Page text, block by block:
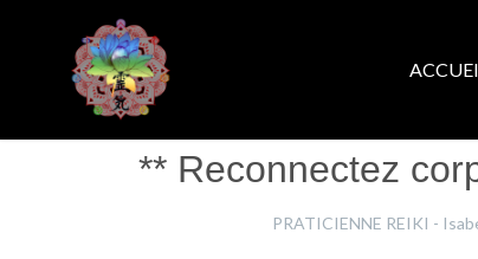
** Reconnectez
PRATICIENNE REIKI -